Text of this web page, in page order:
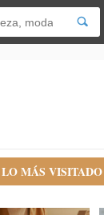
LO MÁS VISITADO